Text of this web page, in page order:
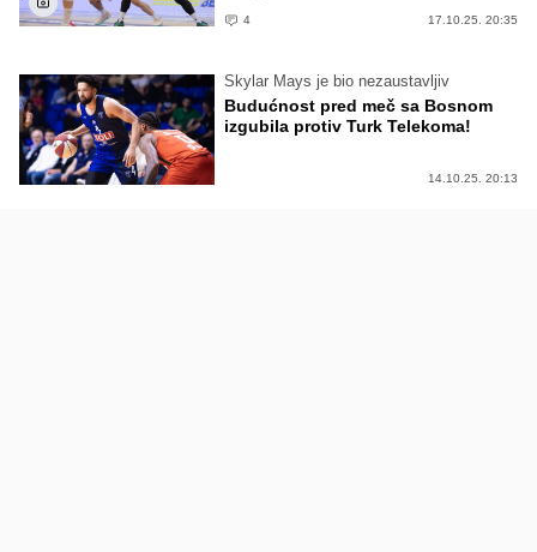
4 17.10.25. 20:35
Skylar Mays je bio nezaustavljiv
Budućnost pred meč sa Bosnom
izgubila protiv Turk Telekoma!
14.10.25. 20:13